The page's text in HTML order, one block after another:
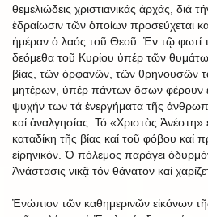
θεμελιώδεις χριστιανικάς ἀρχάς, διά
ἑδραίωσιν τῶν ὁποίων προσεύχεται
ἡμέραν ὁ λαός τοῦ Θεοῦ. Ἐν τῷ φωτί
δεόμεθα τοῦ Κυρίου ὑπέρ τῶν
βίας, τῶν ὀρφανῶν, τῶν θρηνουσῶν
μητέρων, ὑπέρ πάντων ὅσων φέρουν
ψυχήν των τά ἐνεργήματα τῆς
καί ἀναλγησίας. Τό «Χριστὸς Ἀνέστη»
καταδίκη τῆς βίας καί τοῦ φόβου καί
εἰρηνικόν. Ὁ πόλεμος παράγει
Ἀνάστασις νικᾷ τόν θάνατον καί
Ἐνώπιον τῶν καθημερινῶν εἰκόνων